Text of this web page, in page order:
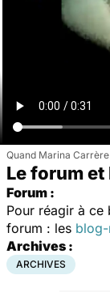
Quand Marina
Le forum
Forum :
Pour réagir à
forum : les
Archives :
ARCHIVES